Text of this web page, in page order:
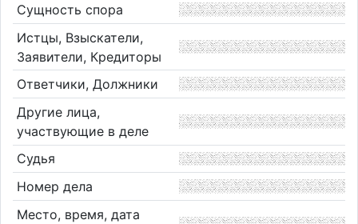
Сущность спора
Истцы, Взыскатели,
Заявители, Кредиторы
Ответчики, Должники
Другие лица,
участвующие в деле
Судья
Номер дела
Место, время, дата